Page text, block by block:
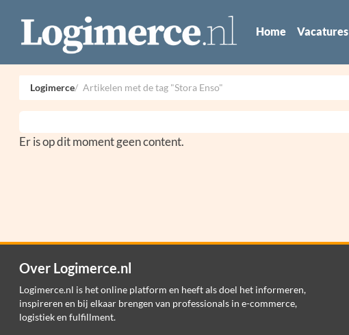
Home Vacatures
Logimerce Artikelen met de tag "Stora Enso"
Er is op dit moment geen content.
Over Logimerce.nl
Logimerce.nl is het online platform en heeft als doel het informeren,
inspireren en bij elkaar brengen van professionals in e-commerce,
logistiek en fulfillment.